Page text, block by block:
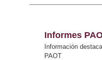
Informes
Información
PAOT